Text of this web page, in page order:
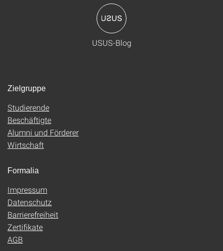
USUS-Blog
Zielgruppe
Studierende
Beschäftigte
Alumni und Förderer
Wirtschaft
Formalia
Impressum
Datenschutz
Barrierefreiheit
Zertifikate
AGB